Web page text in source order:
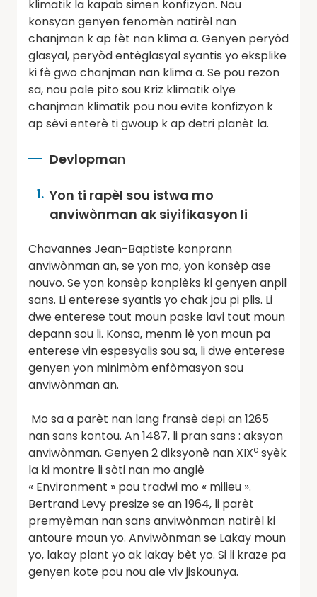
klimatik la kapab simen konfizyon. Nou
konsyan genyen fenomèn natirèl nan
chanjman k ap fèt nan klima a. Genyen peryòd
glasyal, peryòd entèglasyal syantis yo eksplike
ki fè gwo chanjman nan klima a. Se pou rezon
sa, nou pale pito sou Kriz klimatik olye
chanjman klimatik pou nou evite konfizyon k
ap sèvi enterè ti gwoup k ap detri planèt la.
Devlopman
Yon ti rapèl sou istwa mo
anviwònman ak siyifikasyon li
Chavannes Jean-Baptiste konprann
anviwònman an, se yon mo, yon konsèp ase
nouvo. Se yon konsèp konplèks ki genyen anpil
sans. Li enterese syantis yo chak jou pi plis. Li
dwe enterese tout moun paske lavi tout moun
depann sou li. Konsa, menm lè yon moun pa
enterese vin espesyalis sou sa, li dwe enterese
genyen yon minimòm enfòmasyon sou
anviwònman an.
Mo sa a parèt nan lang fransè depi an 1265
nan sans kontou. An 1487, li pran sans : aksyon
anviwònman. Genyen 2 diksyonè nan XIXe syèk
la ki montre li sòti nan mo anglè
« Environment » pou tradwi mo « milieu ».
Bertrand Levy presize se an 1964, li parèt
premyèman nan sans anviwònman natirèl ki
antoure moun yo. Anviwònman se Lakay moun
yo, lakay plant yo ak lakay bèt yo. Si li kraze pa
genyen kote pou nou ale viv jiskounya.